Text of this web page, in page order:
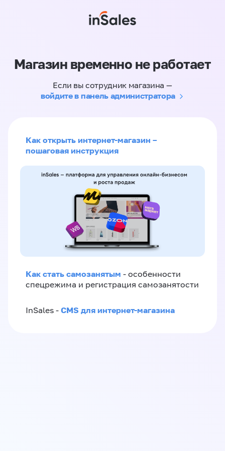
Магазин временно не работает
Если вы сотрудник магазина —
войдите в панель администратора
Как открыть интернет-магазин –
пошаговая инструкция
Как стать самозанятым - особенности
спецрежима и регистрация самозанятости
InSales - CMS для интернет-магазина